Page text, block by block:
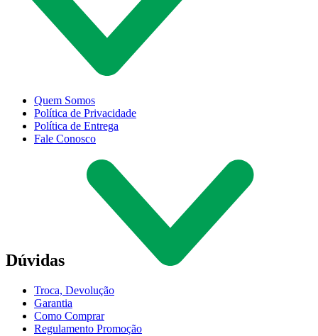
Quem Somos
Política de Privacidade
Política de Entrega
Fale Conosco
Dúvidas
Troca, Devolução
Garantia
Como Comprar
Regulamento Promoção